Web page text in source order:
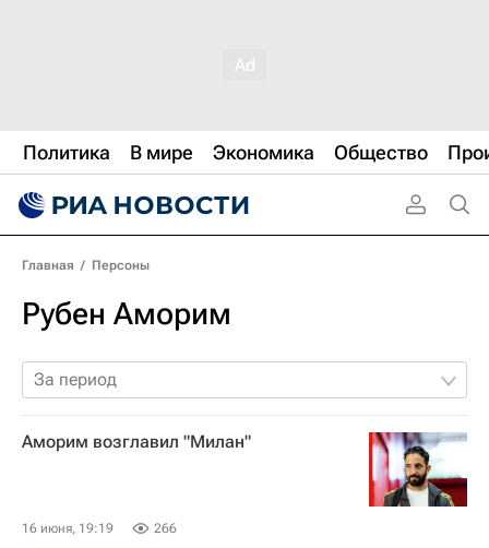
Политика В мире Экономика Общество
Главная / Персоны
Рубен Аморим
За период
Аморим возглавил "Милан"
16 июня, 19:19 266